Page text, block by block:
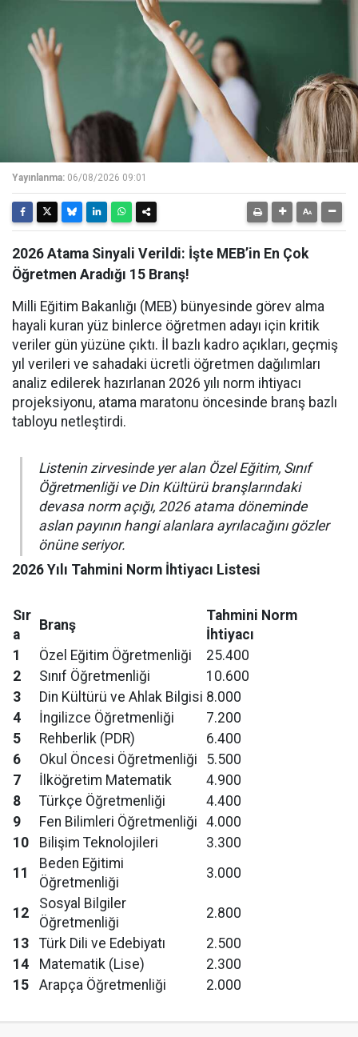
Yayınlanma: 06/08/2026 09:01
2026 Atama Sinyali Verildi: İşte MEB’in En Çok
Öğretmen Aradığı 15 Branş!
Milli Eğitim Bakanlığı (MEB) bünyesinde görev alma
hayali kuran yüz binlerce öğretmen adayı için kritik
veriler gün yüzüne çıktı. İl bazlı kadro açıkları, geçmiş
yıl verileri ve sahadaki ücretli öğretmen dağılımları
analiz edilerek hazırlanan 2026 yılı norm ihtiyacı
projeksiyonu, atama maratonu öncesinde branş bazlı
tabloyu netleştirdi.
Listenin zirvesinde yer alan Özel Eğitim, Sınıf
Öğretmenliği ve Din Kültürü branşlarındaki
devasa norm açığı, 2026 atama döneminde
aslan payının hangi alanlara ayrılacağını gözler
önüne seriyor.
2026 Yılı Tahmini Norm İhtiyacı Listesi
Sır
a
Branş
Tahmini Norm
İhtiyacı
1
Özel Eğitim Öğretmenliği
25.400
2
Sınıf Öğretmenliği
10.600
3
Din Kültürü ve Ahlak Bilgisi 8.000
4
İngilizce Öğretmenliği
7.200
5
Rehberlik (PDR)
6.400
6
Okul Öncesi Öğretmenliği
5.500
7
İlköğretim Matematik
4.900
8
Türkçe Öğretmenliği
4.400
9
Fen Bilimleri Öğretmenliği 4.000
10
Bilişim Teknolojileri
3.300
11
Beden Eğitimi
Öğretmenliği
3.000
12
Sosyal Bilgiler
Öğretmenliği
2.800
13
Türk Dili ve Edebiyatı
2.500
14
Matematik (Lise)
2.300
15
Arapça Öğretmenliği 2.000